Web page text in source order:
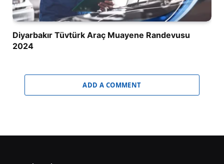
Diyarbakır Tüvtürk Araç Muayene Randevusu
2024
ADD A COMMENT